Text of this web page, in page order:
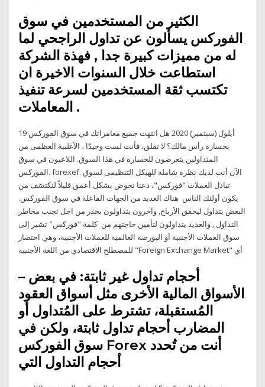
الكثير من المستخدمين في سوق
الفوركس يسألون عن تداول الراجحي لما
له من مميزات كبيرة جدا , فهذة الشركة
استطاعت خلال السنوات الاخيرة ان
تكتسب ثقة المستخدمين لسرعة تنفيذ
المعاملات .
19 أيلول (سبتمبر) 2020 هل انتهت جميع مغامراتك في سوق الفوركس
بخسارة رأس مالك؟ لا تقلق، فأنت لست وحيدًا ، الأغلبية العظمى من
المتداولين يتعرضون للخسارة في هذا السوق. اللاعبون في سوق
الفوركس. forexef. الآن أنت لديك نظرة شاملة للهيكل التنظيمى لسوق
تبادل العملات "فوركس"، دعنا نخوض بشكل أعمق قليلاً لنكتشف من
يكون أولئك الناس هناك العديد من الجهات الفاعلة في سوق الفوركس.
البعض يتداول ليحقق الأرباح, وآخرون يتداولون بحذر من اجل تجنب مخاطر
التداول , والعديد يتداولون لتأمين حاجتهم من كلمة "فوركس" تشير إلى
سوق العملات الأجنبية أو البورصة العالمية للعملات الأجنبية، وهي اختصار
– أحجام تداول غير ثابتة: في بعض
الأسواق المالية الأخرى مثل أسواق العقود
المُستقبلة، تشترط على المُتداول أو
المضارب أحجام تداول ثابتة، ولكن في
سوق الفوركس Forex أنت من تُحدد
أحجام التداول التي